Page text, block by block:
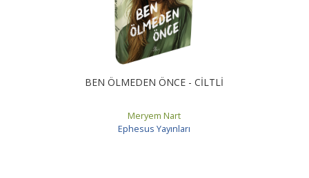
BEN ÖLMEDEN ÖNCE - CİLTLİ
Meryem Nart
Ephesus Yayınları